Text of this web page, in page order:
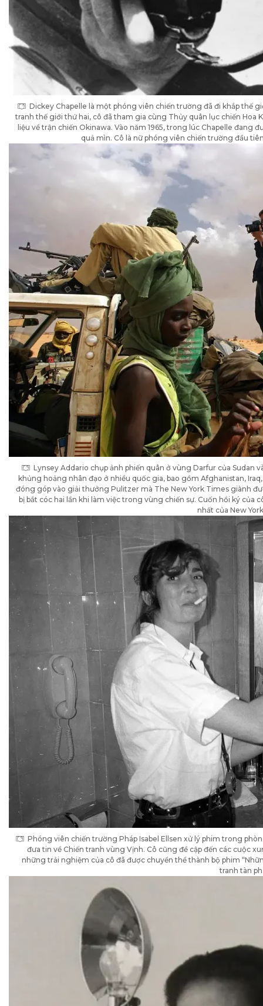
Dickey Chapelle là một phóng viên chiến trường đã đi khắp thế
tranh thế giới thứ hai, cô đã tham gia cùng Thủy quân lục chiến
liệu về trận chiến Okinawa. Vào năm 1965, trong lúc Chapelle đang
quả mìn. Cô là nữ phóng viên chiến trường đầu
Lynsey Addario chụp ảnh phiến quân ở vùng Darfur của Sudan
khủng hoảng nhân đạo ở nhiều quốc gia, bao gồm Afghanistan,
đóng góp vào giải thưởng Pulitzer mà The New York Times giành
bị bắt cóc hai lần khi làm việc trong vùng chiến sự. Cuốn hồi ký của
nhất của New
Phóng viên chiến trường Pháp Isabel Ellsen xử lý phim trong
đưa tin về Chiến tranh vùng Vịnh. Cô cũng đề cập đến các cuộc
những trải nghiệm của cô đã được chuyển thể thành bộ phim
tranh tàn